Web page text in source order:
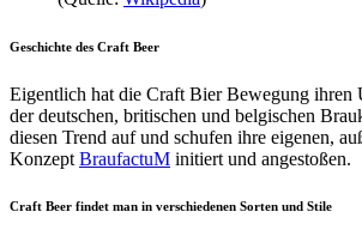
Geschichte des Craft Beer
Eigentlich hat die Craft Bier Bewegung ihren
der deutschen, britischen und belgischen
diesen Trend auf und schufen ihre eigenen,
Konzept BraufactuM initiert und angestoßen.
Craft Beer findet man in verschiedenen Sorten und Stile